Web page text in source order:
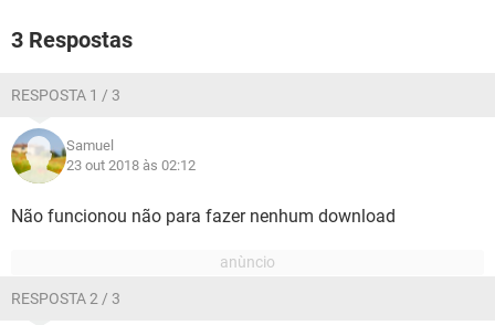
GUIA DE COMPRAS
3 Respostas
RESPOSTA 1 / 3
Samuel
23 out 2018 às 02:12
Não funcionou não para fazer nenhum download
RESPOSTA 2 / 3